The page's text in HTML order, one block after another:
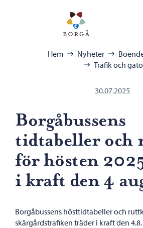
Hem Nyheter
Trafik och
30.07.2025
Borgåbussens
tidtabeller och
för hösten
i kraft den 4
Borgåbussens hösttidtabeller och
skärgårdstrafiken träder i kraft den 4.8.